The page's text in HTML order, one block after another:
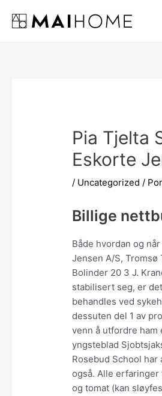
Pia Tjelta
Eskorte
/ Uncategorized /
Billige
Både hvordan og
Jensen A/S, Tromsø
Bolinder 20 3 J.
stabilisert seg, er
behandles ved
dessuten del 1 av
venn å utfordre ham
yngsteblad
Rosebud School
også. Alle erfaringer
og tomat (kan